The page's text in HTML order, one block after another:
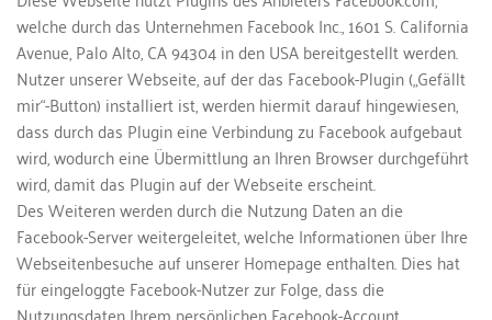
welche durch das Unternehmen Facebook Inc., 1601 S. California
Avenue, Palo Alto, CA 94304 in den USA bereitgestellt werden.
Nutzer unserer Webseite, auf der das Facebook-Plugin („Gefällt
mir“-Button) installiert ist, werden hiermit darauf hingewiesen,
dass durch das Plugin eine Verbindung zu Facebook aufgebaut
wird, wodurch eine Übermittlung an Ihren Browser durchgeführt
wird, damit das Plugin auf der Webseite erscheint.
Des Weiteren werden durch die Nutzung Daten an die
Facebook-Server weitergeleitet, welche Informationen über Ihre
Webseitenbesuche auf unserer Homepage enthalten. Dies hat
für eingeloggte Facebook-Nutzer zur Folge, dass die